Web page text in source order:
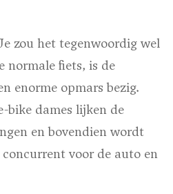
zou het tegenwoordig wel
normale fiets, is de
enorme opmars bezig.
bike dames lijken de
en bovendien wordt
concurrent voor de auto en